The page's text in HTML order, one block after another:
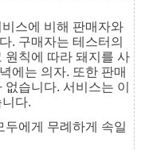
스에 비해 판매자와
. 구매자는 테스터의
원칙에 따라 돼지를 사
에는 의자. 또한 판매
습니다. 서비스는 이
다.
두에게 무례하게 속일